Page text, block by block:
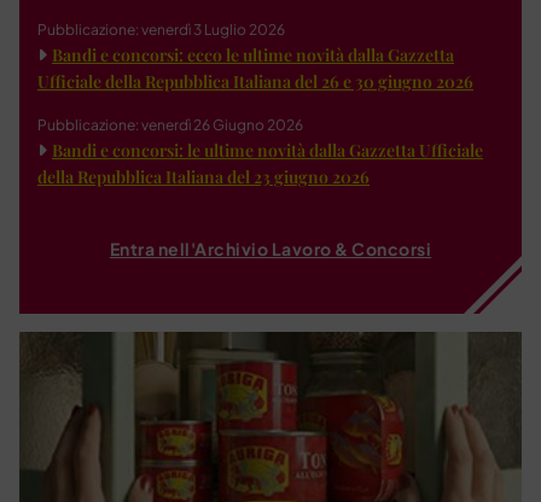
Pubblicazione: venerdì 3 Luglio 2026
Bandi e concorsi: ecco le ultime novità dalla Gazzetta
Ufficiale della Repubblica Italiana del 26 e 30 giugno 2026
Pubblicazione: venerdì 26 Giugno 2026
Bandi e concorsi: le ultime novità dalla Gazzetta Ufficiale
della Repubblica Italiana del 23 giugno 2026
Entra nell'Archivio Lavoro & Concorsi